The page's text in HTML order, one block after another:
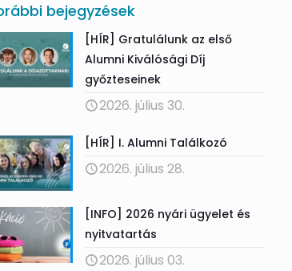
bejegyzések
[HÍR] Gratulálunk az első
Alumni Kiválósági Díj
győzteseinek
2026. július 30.
[HÍR] I. Alumni Találkozó
2026. július 28.
[INFO] 2026 nyári ügyelet és
nyitvatartás
2026. július 03.